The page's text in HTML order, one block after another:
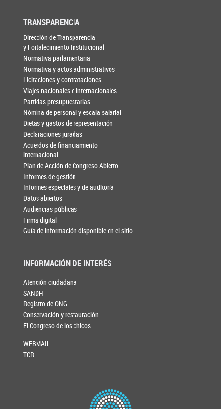
TRANSPARENCIA
Dirección de Transparencia
y Fortalecimiento Institucional
Normativa parlamentaria
Normativa y actos administrativos
Licitaciones y contrataciones
Viajes nacionales e internacionales
Partidas presupuestarias
Nómina de personal y escala salarial
Dietas y gastos de representación
Declaraciones juradas
Acuerdos de financiamiento
internacional
Plan de Acción de Congreso Abierto
Informes de gestión
Informes especiales y de auditoría
Datos abiertos
Audiencias públicas
Firma digital
Guía de información disponible en el sitio
INFORMACIÓN DE INTERÉS
Atención ciudadana
SANDH
Registro de ONG
Conservación y restauración
El Congreso de los chicos
WEBMAIL
TCR